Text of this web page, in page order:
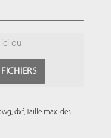
ou
dxf, Taille max. des